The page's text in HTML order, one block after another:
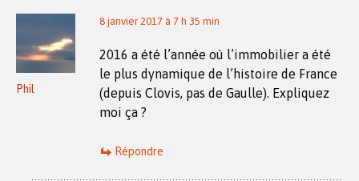
Phil
8 janvier 2017 à 7 h 35 min
2016 a été l’année où l’immobilier a été
le plus dynamique de l’histoire de France
(depuis Clovis, pas de Gaulle). Expliquez
moi ça ?
Répondre